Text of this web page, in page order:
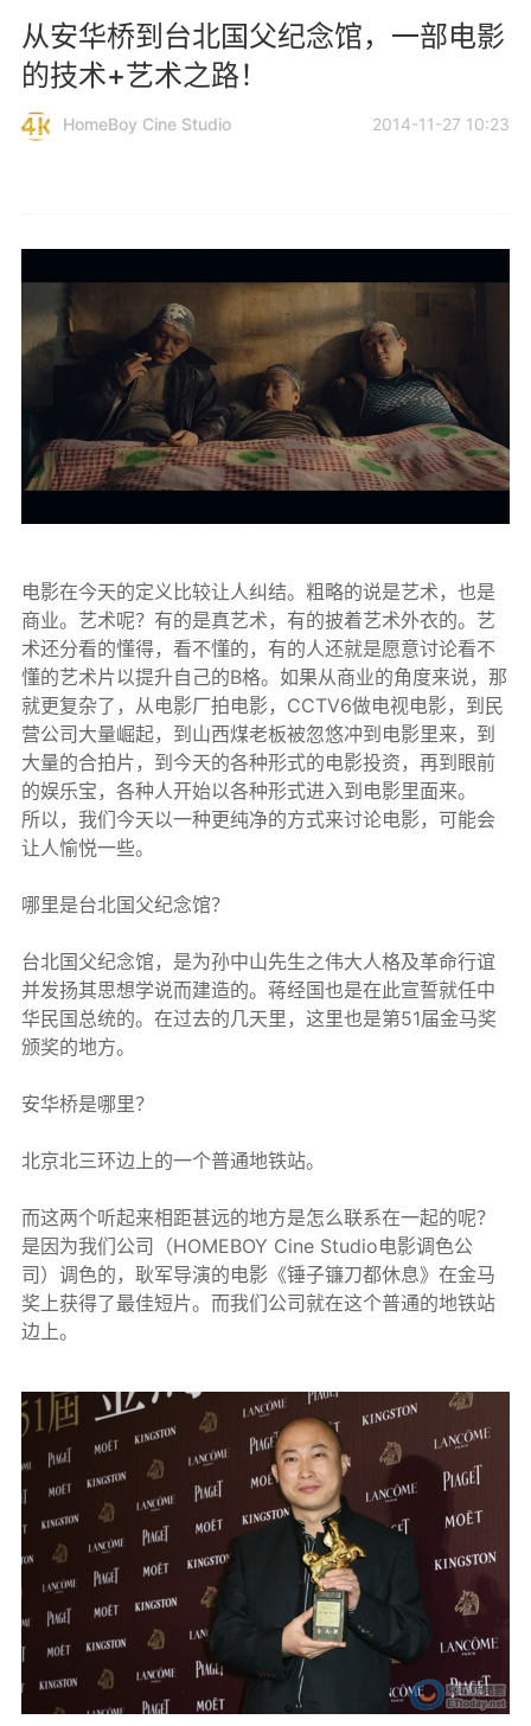
从安华桥到台北国父纪念馆，一部电影
的技术+艺术之路！
HomeBoy Cine Studio 2014-11-27 10:23
电影在今天的定义比较让人纠结。粗略的说是艺术，也是
商业。艺术呢？有的是真艺术，有的披着艺术外衣的。艺
术还分看的懂得，看不懂的，有的人还就是愿意讨论看不
懂的艺术片以提升自己的B格。如果从商业的角度来说，那
就更复杂了，从电影厂拍电影，CCTV6做电视电影，到民
营公司大量崛起，到山西煤老板被忽悠冲到电影里来，到
大量的合拍片，到今天的各种形式的电影投资，再到眼前
的娱乐宝，各种人开始以各种形式进入到电影里面来。
所以，我们今天以一种更纯净的方式来讨论电影，可能会
让人愉悦一些。
哪里是台北国父纪念馆？
台北国父纪念馆，是为孙中山先生之伟大人格及革命行谊
并发扬其思想学说而建造的。蒋经国也是在此宣誓就任中
华民国总统的。在过去的几天里，这里也是第51届金马奖
颁奖的地方。
安华桥是哪里？
北京北三环边上的一个普通地铁站。
而这两个听起来相距甚远的地方是怎么联系在一起的呢？
是因为我们公司（HOMEBOY Cine Studio电影调色公
司）调色的，耿军导演的电影《锤子镰刀都休息》在金马
奖上获得了最佳短片。而我们公司就在这个普通的地铁站
边上。